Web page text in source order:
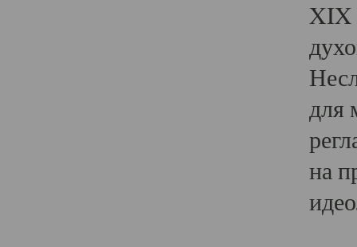
XIX
для
на